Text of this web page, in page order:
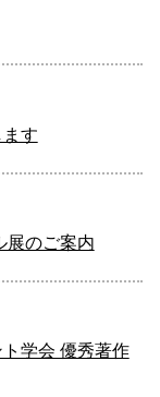
す
展のご案内
学会 優秀著作